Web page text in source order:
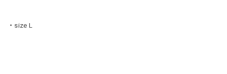
・size L